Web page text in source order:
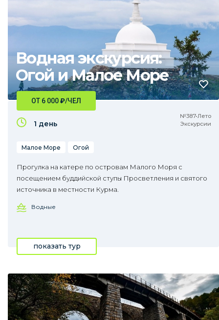
Водная экскурсия:
Огой и Малое Море
№387•Лето
Экскурсии
ОТ 6 000₽/ЧЕЛ
1 день
Малое Море Огой
Прогулка на катере по островам Малого Моря с
посещением буддийской ступы Просветления и святого
источника в местности Курма.
Водные
показать тур